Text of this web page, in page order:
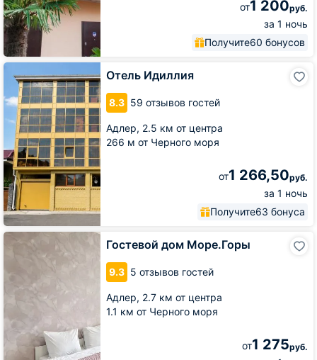
от1 200руб.
за 1 ночь
Получите60 бонусов
Отель Идиллия
8.3 59 отзывов гостей
Адлер, 2.5 км от центра
266 м от Черного моря
от1 266,50руб.
за 1 ночь
Получите63 бонуса
Отель
Идиллия
Гостевой дом Море.Горы
9.3 5 отзывов гостей
Адлер, 2.7 км от центра
1.1 км от Черного моря
от1 275руб.
Гостевой